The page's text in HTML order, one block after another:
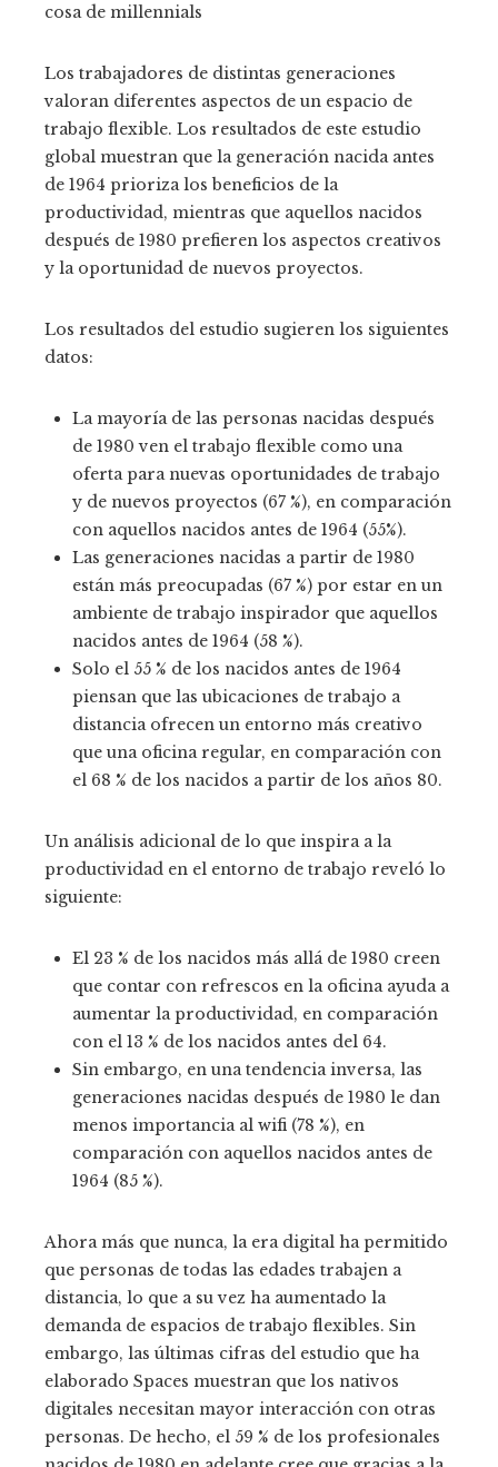
Los trabajadores de distintas generaciones
valoran diferentes aspectos de un espacio de
trabajo flexible. Los resultados de este estudio
global muestran que la generación nacida antes
de 1964 prioriza los beneficios de la
productividad, mientras que aquellos nacidos
después de 1980 prefieren los aspectos creativos
y la oportunidad de nuevos proyectos.
Los resultados del estudio sugieren los siguientes
datos:
La mayoría de las personas nacidas después
de 1980 ven el trabajo flexible como una
oferta para nuevas oportunidades de trabajo
y de nuevos proyectos (67 %), en comparación
con aquellos nacidos antes de 1964 (55%).
Las generaciones nacidas a partir de 1980
están más preocupadas (67 %) por estar en un
ambiente de trabajo inspirador que aquellos
nacidos antes de 1964 (58 %).
Solo el 55 % de los nacidos antes de 1964
piensan que las ubicaciones de trabajo a
distancia ofrecen un entorno más creativo
que una oficina regular, en comparación con
el 68 % de los nacidos a partir de los años 80.
Un análisis adicional de lo que inspira a la
productividad en el entorno de trabajo reveló lo
siguiente:
El 23 % de los nacidos más allá de 1980 creen
que contar con refrescos en la oficina ayuda a
aumentar la productividad, en comparación
con el 13 % de los nacidos antes del 64.
Sin embargo, en una tendencia inversa, las
generaciones nacidas después de 1980 le dan
menos importancia al wifi (78 %), en
comparación con aquellos nacidos antes de
1964 (85 %).
Ahora más que nunca, la era digital ha permitido
que personas de todas las edades trabajen a
distancia, lo que a su vez ha aumentado la
demanda de espacios de trabajo flexibles. Sin
embargo, las últimas cifras del estudio que ha
elaborado Spaces muestran que los nativos
digitales necesitan mayor interacción con otras
personas. De hecho, el 59 % de los profesionales